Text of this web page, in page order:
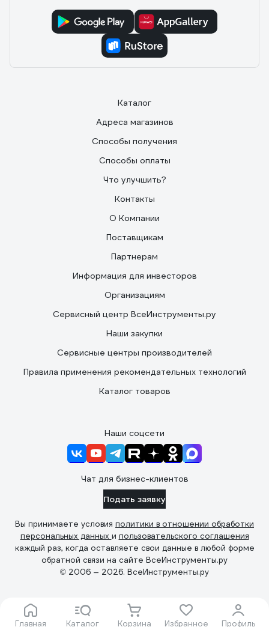
Главная Каталог Корзина Избранное Профиль
Каталог
Адреса магазинов
Способы получения
Способы оплаты
Что улучшить?
Контакты
О Компании
Поставщикам
Партнерам
Информация для инвесторов
Организациям
Сервисный центр ВсеИнструменты.ру
Наши закупки
Сервисные центры производителей
Правила применения рекомендательных технологий
Каталог товаров
Наши соцсети
Чат для бизнес-клиентов
Подать заявку
Вы принимаете условия политики в отношении обработки
персональных данных и пользовательского соглашения
каждый раз, когда оставляете свои данные в любой форме
обратной связи на сайте ВсеИнструменты.ру
© 2006 — 2026. ВсеИнструменты.ру